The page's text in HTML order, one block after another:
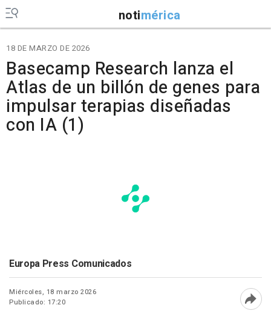
notimérica
18 DE MARZO DE 2026
Basecamp Research lanza el
Atlas de un billón de genes para
impulsar terapias diseñadas
con IA (1)
Europa Press Comunicados
Miércoles, 18 marzo 2026
Publicado: 17:20